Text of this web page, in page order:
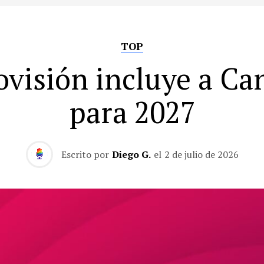
TOP
incluye a
para 2027
Escrito por Diego G. el 2 de julio de 2026